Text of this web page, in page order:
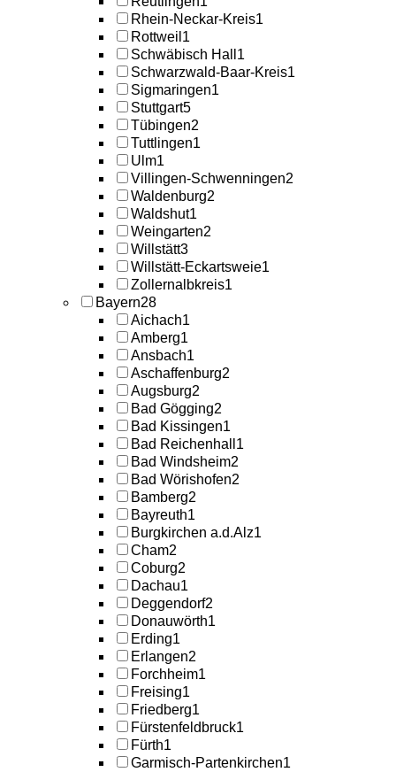
Rhein-Neckar-Kreis1
Rottweil 1
Schwäbisch Hall 1
Schwarzwald-Baar-Kreis1
Sigmaringen1
Stuttgart5
Tübingen2
Tuttlingen1
Ulm1
Villingen-Schwenningen2
Waldenburg2
Waldshut1
Weingarten2
Willstätt3
Willstätt-Eckartsweie1
Zollernalbkreis1
Bayern28
Aichach1
Amberg1
Ansbach1
Aschaffenburg2
Augsburg2
Bad Gögging2
Bad Kissingen1
Bad Reichenhall 1
Bad Windsheim2
Bad Wörishofen2
Bamberg2
Bayreuth1
Burgkirchen a.d.Alz1
Cham2
Coburg2
Dachau1
Deggendorf2
Donauwörth1
Erding1
Erlangen2
Forchheim1
Freising1
Friedberg1
Fürstenfeldbruck1
Fürth1
Garmisch-Partenkirchen1